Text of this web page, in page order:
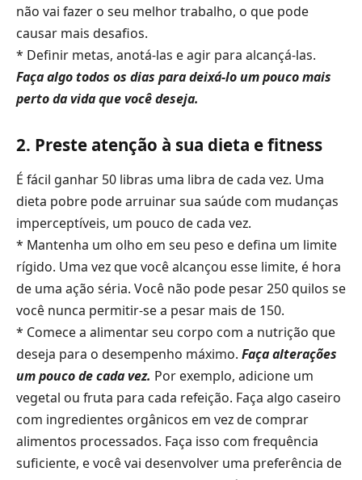
não vai fazer o seu melhor trabalho, o que pode
causar mais desafios.
* Definir metas, anotá-las e agir para alcançá-las.
Faça algo todos os dias para deixá-lo um pouco mais
perto da vida que você deseja.
2. Preste atenção à sua dieta e fitness
É fácil ganhar 50 libras uma libra de cada vez. Uma
dieta pobre pode arruinar sua saúde com mudanças
imperceptíveis, um pouco de cada vez.
* Mantenha um olho em seu peso e defina um limite
rígido. Uma vez que você alcançou esse limite, é hora
de uma ação séria. Você não pode pesar 250 quilos se
você nunca permitir-se a pesar mais de 150.
* Comece a alimentar seu corpo com a nutrição que
deseja para o desempenho máximo. Faça alterações
um pouco de cada vez. Por exemplo, adicione um
vegetal ou fruta para cada refeição. Faça algo caseiro
com ingredientes orgânicos em vez de comprar
alimentos processados. Faça isso com frequência
suficiente, e você vai desenvolver uma preferência de